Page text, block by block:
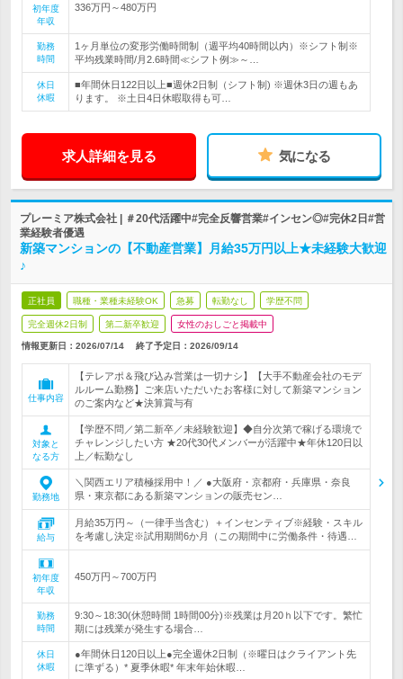
初年度
年収
336万円～480万円
勤務
時間
1ヶ月単位の変形労働時間制（週平均40時間以内）※シフト制※
平均残業時間/月2.6時間≪シフト例≫～…
休日
休暇
■年間休日122日以上■週休2日制（シフト制) ※週休3日の週もあ
ります。 ※土日4日休暇取得も可…
求人詳細を見る 気になる
プレーミア株式会社 | ＃20代活躍中#完全反響営業#インセン◎#完休2日#営
業経験者優遇
新築マンションの【不動産営業】月給35万円以上★未経験大歓迎
♪
正社員 職種・業種未経験OK 急募 転勤なし 学歴不問
完全週休2日制 第二新卒歓迎 女性のおしごと掲載中
情報更新日：2026/07/14 終了予定日： 2026/09/14
仕事内容
【テレアポ＆飛び込み営業は一切ナシ】【大手不動産会社のモデ
ルルーム勤務】ご来店いただいたお客様に対して新築マンション
のご案内など★決算賞与有
対象と
なる方
【学歴不問／第二新卒／未経験歓迎】◆自分次第で稼げる環境で
チャレンジしたい方 ★20代30代メンバーが活躍中★年休120日以
上／転勤なし
勤務地
＼関西エリア積極採用中！／ ●大阪府・京都府・兵庫県・奈良
県・東京都にある新築マンションの販売セン…
給与
月給35万円～（一律手当含む）＋インセンティブ※経験・スキル
を考慮し決定※試用期間6か月（この期間中に労働条件・待遇…
初年度
年収
450万円～700万円
勤務
時間
9:30～18:30(休憩時間 1時間00分)※残業は月20ｈ以下です。繁忙
期には残業が発生する場合…
休日
休暇
●年間休日120日以上●完全週休2日制（※曜日はクライアント先
に準ずる）* 夏季休暇* 年末年始休暇…